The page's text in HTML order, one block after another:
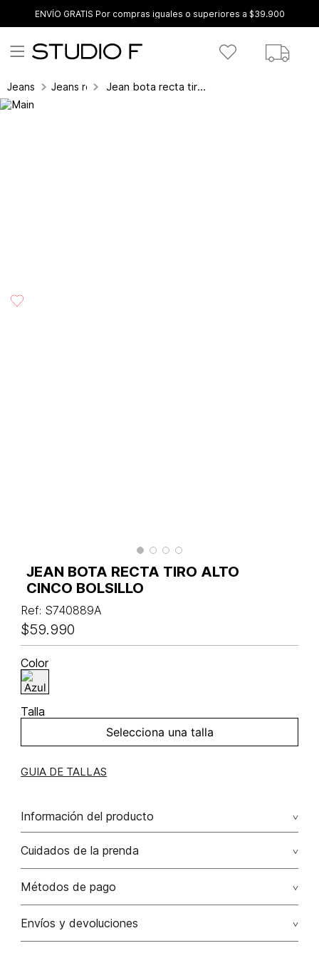
ENVÍO GRATIS Por compras iguales o superiores a $39.900
Jeans Jeans recto Jean bota recta tiro alto cinco bolsillo
JEAN BOTA RECTA TIRO ALTO
CINCO BOLSILLO
Ref: S740889A
$59.990
Color
Talla
Selecciona una talla
GUIA DE TALLAS
Información del producto
100.00% algodón/cotton
Cuidados de la prenda
Métodos de pago
Tarjetas de crédito: Visa, Dinners, Master Card y American
Envíos y devoluciones